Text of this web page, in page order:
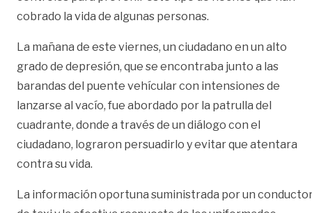
cobrado la vida de algunas personas.
La mañana de este viernes, un ciudadano en un alto
grado de depresión, que se encontraba junto a las
barandas del puente vehícular con intensiones de
lanzarse al vacío, fue abordado por la patrulla del
cuadrante, donde a través de un diálogo con el
ciudadano, lograron persuadirlo y evitar que atentara
contra su vida.
La información oportuna suministrada por un